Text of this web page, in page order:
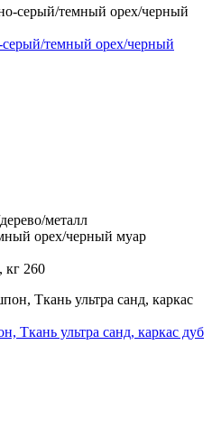
серый/темный орех/черный
металл
орех/черный муар
кг 260
Ткань ультра санд, каркас дуб